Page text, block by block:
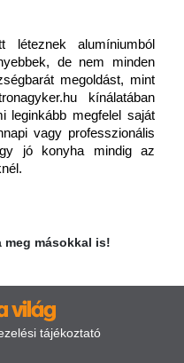
léteznek alumíniumból
de nem minden
megoldást, mint
kínálatában
leginkább megfelel saját
vagy professzionális
jó konyha mindig az
meg másokkal is!
tájékoztató